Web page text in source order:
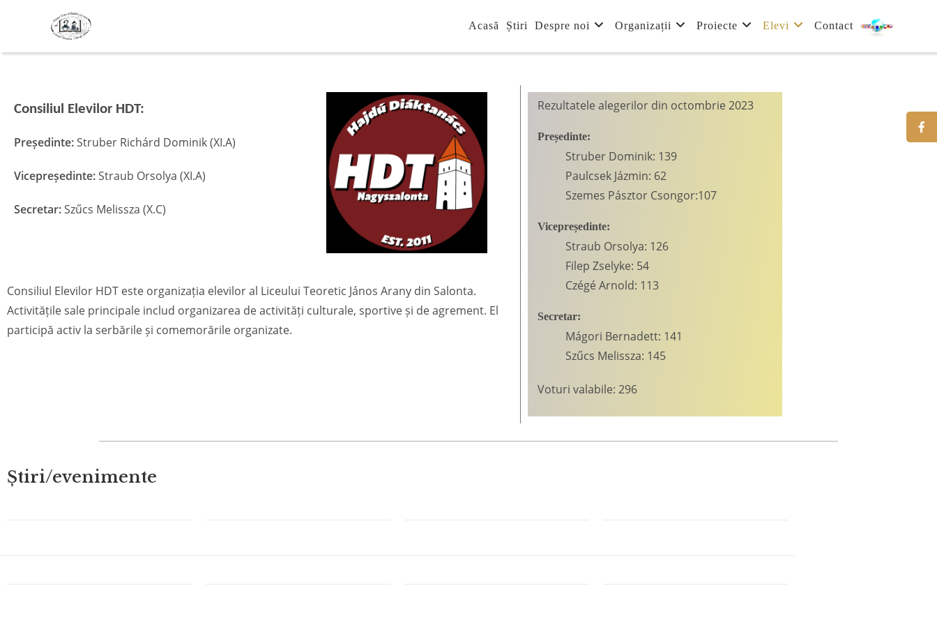
Acasă Știri Despre noi Organizații Proiecte Elevi Contact
Consiliul Elevilor HDT:
Președinte:Struber Richárd Dominik (XI.A)
Vicepreședinte:Straub Orsolya (XI.A)
Secretar:Szűcs Melissza (X.C)
Consiliul Elevilor HDT este organizația elevilor al Liceului Teoretic János Arany din Salonta.
Activitățile sale principale includ organizarea de activități culturale, sportive și de agrement. El
participă activ la serbările și comemorările organizate.
Rezultatele alegerilor din octombrie 2023
Președinte:
Struber Dominik: 139
Paulcsek Jázmin: 62
Szemes Pásztor Csongor:107
Vicepreședinte:
Straub Orsolya: 126
Filep Zselyke: 54
Czégé Arnold: 113
Secretar:
Mágori Bernadett: 141
Szűcs Melissza: 145
Voturi valabile: 296
Știri/evenimente